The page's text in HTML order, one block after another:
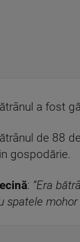
a fost
de 88
gospodărie.
: ”Era
spatele mohor